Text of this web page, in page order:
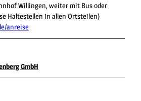
Willingen, weiter mit Bus oder
Haltestellen in allen Ortsteilen)
anreise
GmbH